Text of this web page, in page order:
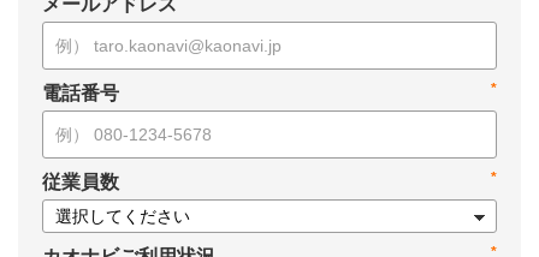
メールアドレス
*
電話番号
*
従業員数
*